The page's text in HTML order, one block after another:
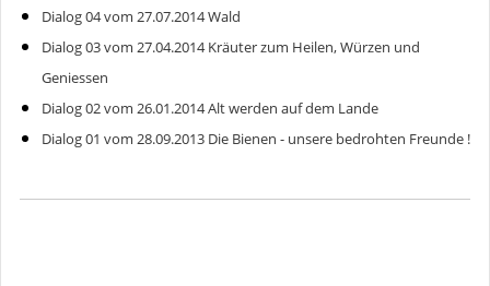
Dialog 04 vom 27.07.2014 Wald
Dialog 03 vom 27.04.2014 Kräuter zum Heilen, Würzen und
Geniessen
Dialog 02 vom 26.01.2014 Alt werden auf dem Lande
Dialog 01 vom 28.09.2013 Die Bienen - unsere bedrohten Freunde !